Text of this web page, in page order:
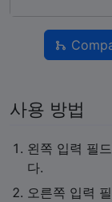
사용 방법
왼쪽 입력 필
다.
오른쪽 입력